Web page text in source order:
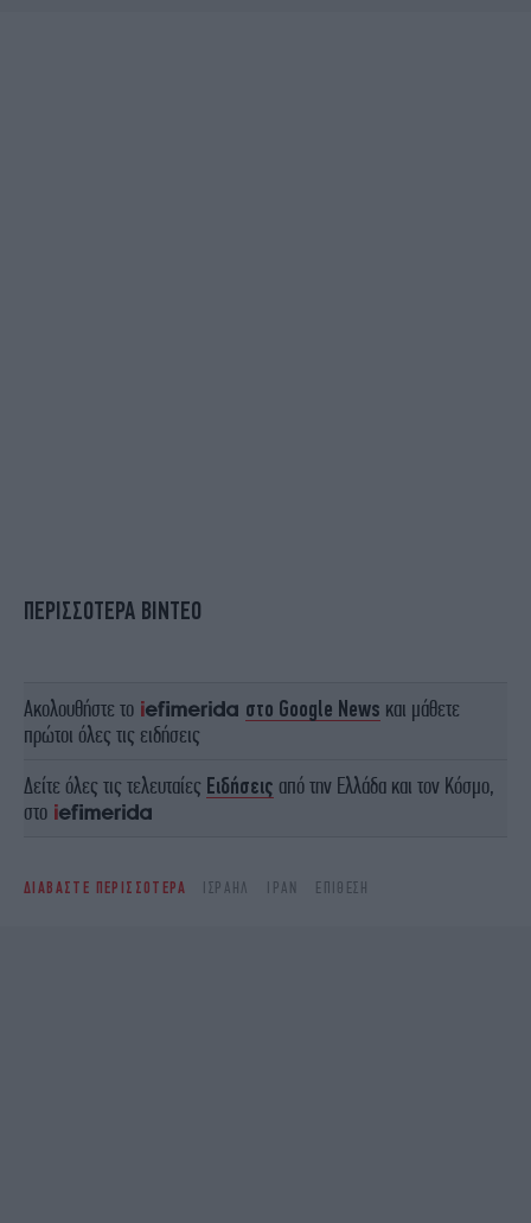
ΠΕΡΙΣΣΟΤΕΡΑ ΒΙΝΤΕΟ
Ακολουθήστε το στο Google News και μάθετε
πρώτοι όλες τις ειδήσεις
Δείτε όλες τις τελευταίες Ειδήσεις από την Ελλάδα και τον Κόσμο,
στο
ΔΙΑΒΑΣΤΕ ΠΕΡΙΣΣΟΤΕΡΑ ΙΣΡΑΉΛ ΙΡΆΝ ΕΠΊΘΕΣΗ